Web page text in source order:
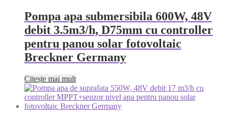
Pompa apa submersibila 600W, 48V
debit 3.5m3/h, D75mm cu controller
pentru panou solar fotovoltaic
Breckner Germany
Citește mai mult